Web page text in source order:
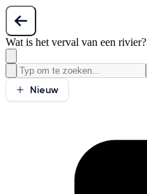
Wat is het verval van een rivier?
Nieuw